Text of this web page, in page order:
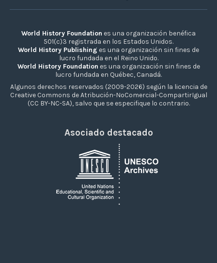
World History Foundation es una organización benéfica
501(c)3 registrada en los Estados Unidos.
World History Publishing es una organización sin fines de
lucro fundada en el Reino Unido.
World History Foundation es una organización sin fines de
lucro fundada en Québec, Canadá.
Algunos derechos reservados (2009-2026) según la licencia de
Creative Commons de Atribución-NoComercial-CompartirIgual
(CC BY-NC-SA), salvo que se especifique lo contrario.
Asociado destacado